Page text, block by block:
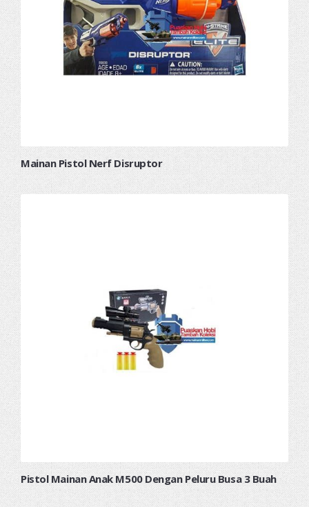
Mainan Pistol Nerf Disruptor
Pistol Mainan Anak M500 Dengan Peluru Busa 3 Buah